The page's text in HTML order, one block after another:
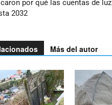
por qué las cuentas de luz
2032
Más del autor